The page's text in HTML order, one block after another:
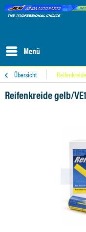
Menü
Übersicht Reifenkreide
Reifenkreide gelb/